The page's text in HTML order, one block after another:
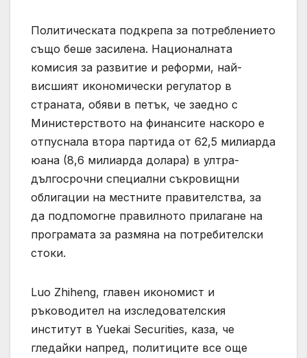
Политическата подкрепа за потреблението
също беше засилена. Националната
комисия за развитие и реформи, най-
висшият икономически регулатор в
страната, обяви в петък, че заедно с
Министерството на финансите наскоро е
отпуснала втора партида от 62,5 милиарда
юана (8,6 милиарда долара) в ултра-
дългосрочни специални съкровищни ​​
облигации на местните правителства, за
да подпомогне правилното прилагане на
програмата за размяна на потребителски
стоки.
Luo Zhiheng, главен икономист и
ръководител на изследователския
институт в Yuekai Securities, каза, че
гледайки напред, политиците все още